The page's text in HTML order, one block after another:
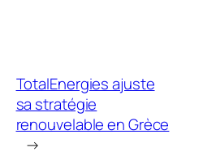
TotalEnergies ajuste
sa stratégie
renouvelable en Grèce
→